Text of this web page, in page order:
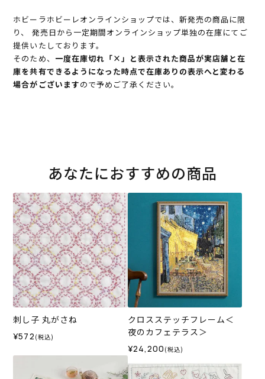
ホビーラホビーレオンラインショップでは、新発売の商品に限
り、 発売日から一定期間オンラインショップ単独の在庫にてご
提供いたしております。
そのため、 一度在庫切れ「×」と表示された商品が実店舗と在
庫を共有できるようになった時点で在庫ありの表示へと変わる
場合がございますので予めご了承ください。
あなたにおすすめの商品
刺し子 丸がさね
¥572 (税込)
クロスステッチフレーム＜
夜のカフェテラス＞
¥24,200 (税込)